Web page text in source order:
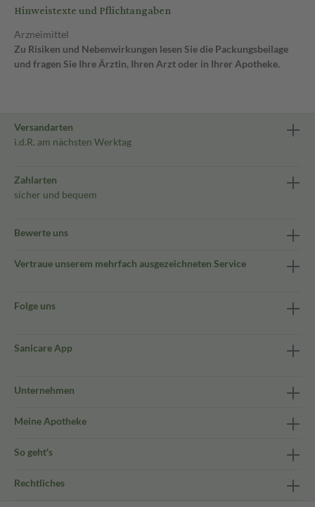
Hinweistexte und Pflichtangaben
Arzneimittel
Zu Risiken und Nebenwirkungen lesen Sie die Packungsbeilage
und fragen Sie Ihre Ärztin, Ihren Arzt oder in Ihrer Apotheke.
Versandarten
i.d.R. am nächsten Werktag
Zahlarten
sicher und bequem
Bewerte uns
Vertraue unserem mehrfach ausgezeichneten Service
Folge uns
Sanicare App
Unternehmen
Meine Apotheke
So geht's
Rechtliches